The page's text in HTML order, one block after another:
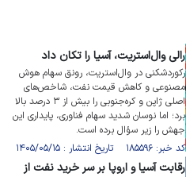
رالی وال‌استریت، آسیا را تکان داد
رکوردشکنی در وال‌استریت، رونق سهام هوش
مصنوعی و کاهش قیمت نفت، شاخص‌های
اصلی ژاپن و کره‌جنوبی را بیش از ۳ درصد بالا
برد؛ اما نوسان شدید سهام فناوری، پایداری این
جهش را زیر سؤال برده است.
کد خبر: ۱۸۵۵۹۶ تاریخ انتشار : ۱۴۰۵/۰۵/۱۵
رقابت آسیا و اروپا بر سر خرید نفت از